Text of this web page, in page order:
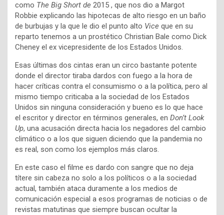
como The Big Short de 2015 , que nos dio a Margot
Robbie explicando las hipotecas de alto riesgo en un baño
de burbujas y la que le dio el punto alto Vice que en su
reparto tenemos a un prostético Christian Bale como Dick
Cheney el ex vicepresidente de los Estados Unidos.
Esas últimas dos cintas eran un circo bastante potente
donde el director tiraba dardos con fuego a la hora de
hacer críticas contra el consumismo o a la política, pero al
mismo tiempo criticaba a la sociedad de los Estados
Unidos sin ninguna consideración y bueno es lo que hace
el escritor y director en términos generales, en Don’t Look
Up, una acusación directa hacia los negadores del cambio
climático o a los que siguen diciendo que la pandemia no
es real, son como los ejemplos más claros.
En este caso el filme es dardo con sangre que no deja
títere sin cabeza no solo a los políticos o a la sociedad
actual, también ataca duramente a los medios de
comunicación especial a esos programas de noticias o de
revistas matutinas que siempre buscan ocultar la